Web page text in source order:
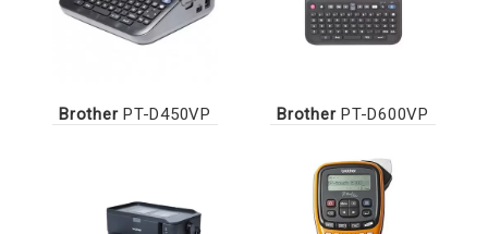
BrotherPT-D450VP BrotherPT-D600VP